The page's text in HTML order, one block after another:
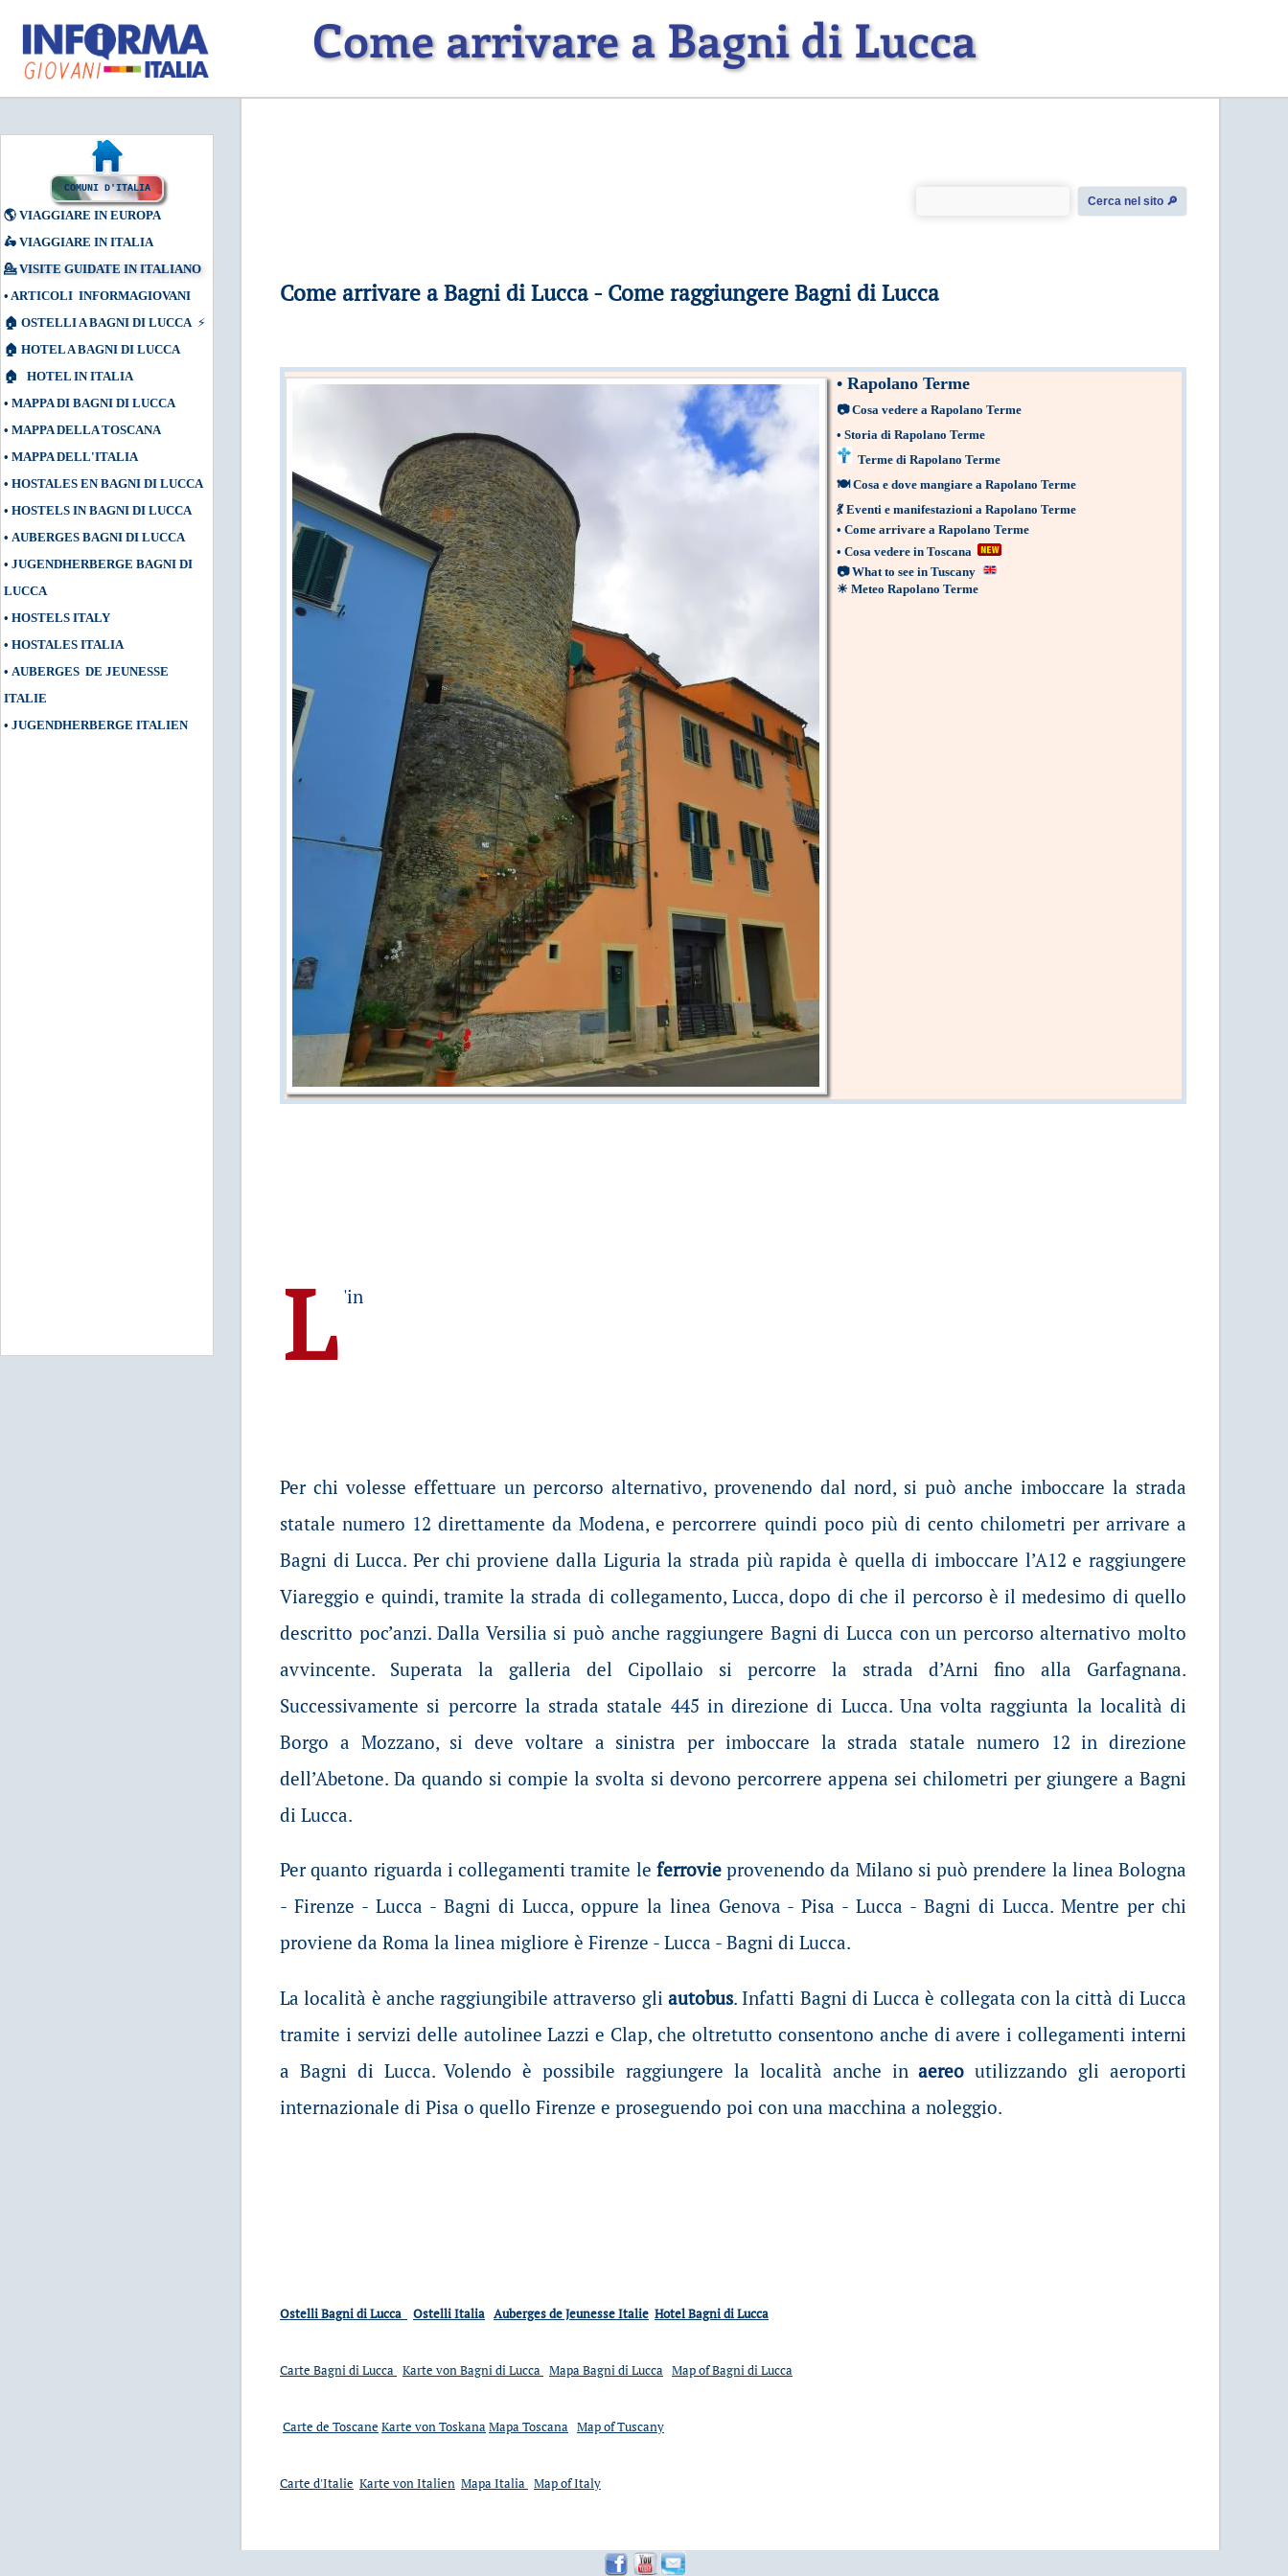
Come arrivare a Bagni di Lucca
COMUNI D'ITALIA
🌎 VIAGGIARE IN EUROPA
🛵 VIAGGIARE IN ITALIA
💁VISITE GUIDATE IN ITALIANO
• ARTICOLI INFORMAGIOVANI
🏠 OSTELLI A BAGNI DI LUCCA ⚡
🏠 HOTEL A BAGNI DI LUCCA
🏠
HOTEL IN ITALIA
• MAPPA DI BAGNI DI LUCCA
• MAPPA DELLA TOSCANA
• MAPPA DELL'ITALIA
• HOSTALES EN BAGNI DI LUCCA
• HOSTELS IN BAGNI DI LUCCA
• AUBERGES BAGNI DI LUCCA
• JUGENDHERBERGE BAGNI DI
LUCCA
• HOSTELS ITALY
• HOSTALES ITALIA
• AUBERGES DE JEUNESSE
ITALIE
• JUGENDHERBERGE ITALIEN
Cerca nel sito 🔎︎
Come arrivare a Bagni di Lucca - Come raggiungere Bagni di Lucca
• Rapolano Terme
📷 Cosa vedere a Rapolano Terme
• Storia di Rapolano Terme
Terme di Rapolano Terme
🍽 Cosa e dove mangiare a Rapolano Terme
💃 Eventi e manifestazioni a Rapolano Terme
• Come arrivare a Rapolano Terme
• Cosa vedere in Toscana
📷 What to see in Tuscany
☀ Meteo Rapolano Terme
L 'in
Per chi volesse effettuare un percorso alternativo, provenendo dal nord, si può anche imboccare la strada
statale numero 12 direttamente da Modena, e percorrere quindi poco più di cento chilometri per arrivare a
Bagni di Lucca. Per chi proviene dalla Liguria la strada più rapida è quella di imboccare l’A12 e raggiungere
Viareggio e quindi, tramite la strada di collegamento, Lucca, dopo di che il percorso è il medesimo di quello
descritto poc’anzi. Dalla Versilia si può anche raggiungere Bagni di Lucca con un percorso alternativo molto
avvincente. Superata la galleria del Cipollaio si percorre la strada d’Arni fino alla Garfagnana.
Successivamente si percorre la strada statale 445 in direzione di Lucca. Una volta raggiunta la località di
Borgo a Mozzano, si deve voltare a sinistra per imboccare la strada statale numero 12 in direzione
dell’Abetone. Da quando si compie la svolta si devono percorrere appena sei chilometri per giungere a Bagni
di Lucca.
Per quanto riguarda i collegamenti tramite le ferrovieprovenendo da Milano si può prendere la linea Bologna
- Firenze - Lucca - Bagni di Lucca, oppure la linea Genova - Pisa - Lucca - Bagni di Lucca. Mentre per chi
proviene da Roma la linea migliore è Firenze - Lucca - Bagni di Lucca.
La località è anche raggiungibile attraverso gli autobus. Infatti Bagni di Lucca è collegata con la città di Lucca
tramite i servizi delle autolinee Lazzi e Clap, che oltretutto consentono anche di avere i collegamenti interni
a Bagni di Lucca. Volendo è possibile raggiungere la località anche inaereo utilizzando gli aeroporti
internazionale di Pisa o quello Firenze e proseguendo poi con una macchina a noleggio.
Ostelli Bagni di Lucca Ostelli Italia Auberges de Jeunesse Italie Hotel Bagni di Lucca
Carte Bagni di Lucca Karte von Bagni di Lucca Mapa Bagni di Lucca Map of Bagni di Lucca
Carte de Toscane Karte von ToskanaMapa Toscana Map of Tuscany
Carte d'Italie Karte von Italien Mapa Italia Map of Italy